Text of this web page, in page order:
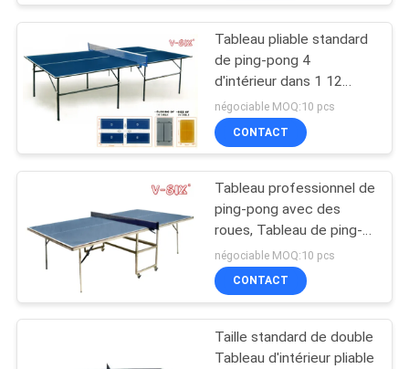
POLICY
Tableau pliable standard
de ping-pong 4
d'intérieur dans 1 12
millimètres d'épaisseur
pour la récréation de
famille
négociable MOQ:10 pcs
CONTACT
Tableau professionnel de
ping-pong avec des
roues, Tableau de ping-
pong standard
d'épaisseur de 12mm
négociable MOQ:10 pcs
CONTACT
Taille standard de double
Tableau d'intérieur pliable